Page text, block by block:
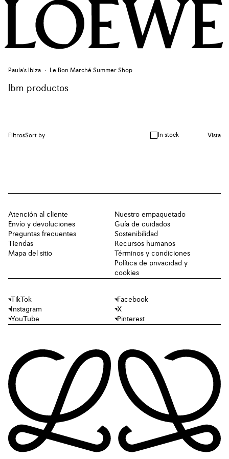
Paula's Ibiza Le Bon Marché Summer Shop
lbm productos
FiltrosSort by In stock Vista
Atención al cliente
Envío y devoluciones
Preguntas frecuentes
Tiendas
Mapa del sitio
Nuestro empaquetado
Guía de cuidados
Sostenibilidad
Recursos humanos
Términos y condiciones
Política de privacidad y
cookies
TikTok
Facebook
Instagram
X
YouTube
Pinterest